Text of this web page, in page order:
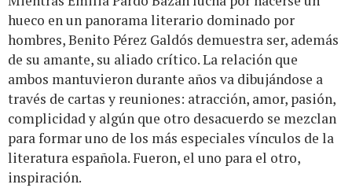
hueco en un panorama literario dominado por
hombres, Benito Pérez Galdós demuestra ser, además
de su amante, su aliado crítico. La relación que
ambos mantuvieron durante años va dibujándose a
través de cartas y reuniones: atracción, amor, pasión,
complicidad y algún que otro desacuerdo se mezclan
para formar uno de los más especiales vínculos de la
literatura española. Fueron, el uno para el otro,
inspiración.